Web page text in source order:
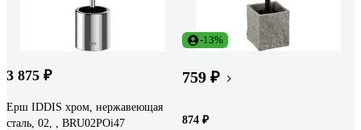
3 875 ₽
Ерш IDDIS хром, нержавеющая
сталь, 02, , BRU02POi47
-13%
759 ₽
874 ₽